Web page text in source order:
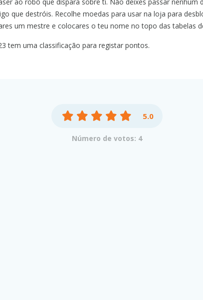
que destróis. Recolhe moedas para usar na loja para
um mestre e colocares o teu nome no topo das tabelas
tem uma classificação para registar pontos.
5.0
Número de votos: 4